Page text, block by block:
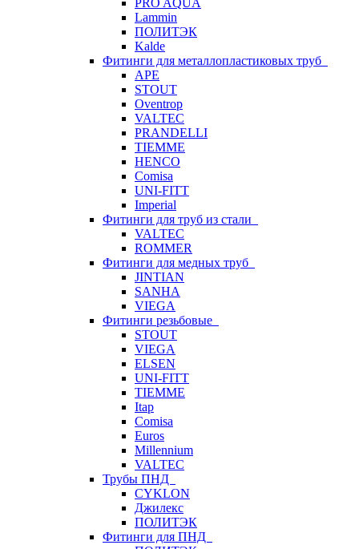
PRO AQUA
Lammin
ПОЛИТЭК
Kalde
Фитинги для металлопластиковых труб
APE
STOUT
Oventrop
VALTEC
PRANDELLI
TIEMME
HENCO
Comisa
UNI-FITT
Imperial
Фитинги для труб из стали
VALTEC
ROMMER
Фитинги для медных труб
JINTIAN
SANHA
VIEGA
Фитинги резьбовые
STOUT
VIEGA
ELSEN
UNI-FITT
TIEMME
Itap
Comisa
Euros
Millennium
VALTEC
Трубы ПНД
CYKLON
Джилекс
ПОЛИТЭК
Фитинги для ПНД